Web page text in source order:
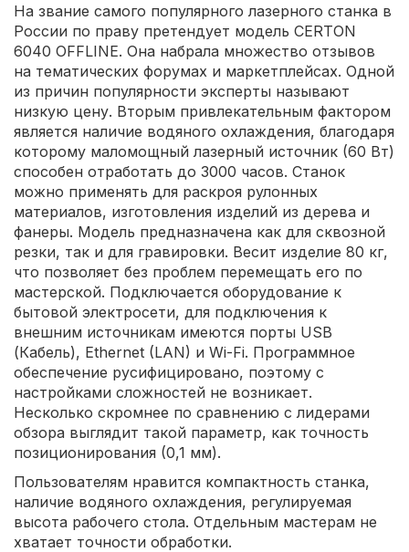
На звание самого популярного лазерного станка в
России по праву претендует модель CERTON
6040 OFFLINE. Она набрала множество отзывов
на тематических форумах и маркетплейсах. Одной
из причин популярности эксперты называют
низкую цену. Вторым привлекательным фактором
является наличие водяного охлаждения, благодаря
которому маломощный лазерный источник (60 Вт)
способен отработать до 3000 часов. Станок
можно применять для раскроя рулонных
материалов, изготовления изделий из дерева и
фанеры. Модель предназначена как для сквозной
резки, так и для гравировки. Весит изделие 80 кг,
что позволяет без проблем перемещать его по
мастерской. Подключается оборудование к
бытовой электросети, для подключения к
внешним источникам имеются порты USB
(Кабель), Ethernet (LAN) и Wi-Fi. Программное
обеспечение русифицировано, поэтому с
настройками сложностей не возникает.
Несколько скромнее по сравнению с лидерами
обзора выглядит такой параметр, как точность
позиционирования (0,1 мм).
Пользователям нравится компактность станка,
наличие водяного охлаждения, регулируемая
высота рабочего стола. Отдельным мастерам не
хватает точности обработки.